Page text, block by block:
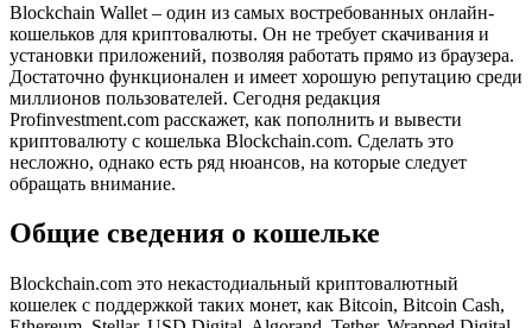
Blockchain Wallet – один из самых востребованных онлайн-
кошельков для криптовалюты. Он не требует скачивания и
установки приложений, позволяя работать прямо из браузера.
Достаточно функционален и имеет хорошую репутацию среди
миллионов пользователей. Сегодня редакция
Profinvestment.com расскажет, как пополнить и вывести
криптовалюту с кошелька Blockchain.com. Сделать это
несложно, однако есть ряд нюансов, на которые следует
обращать внимание.
Общие сведения о кошельке
Blockchain.com это некастодиальный криптовалютный
кошелек с поддержкой таких монет, как Bitcoin, Bitcoin Cash,